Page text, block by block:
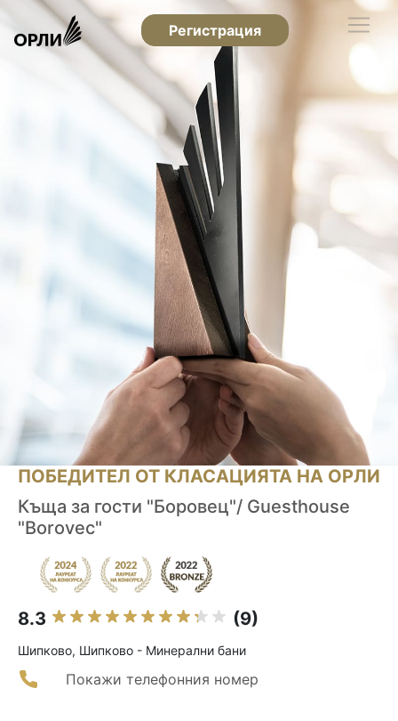
Регистрация
ПОБЕДИТЕЛ ОТ КЛАСАЦИЯТА НА ОРЛИ
Къща за гости "Боровец"/ Guesthouse
"Borovec"
8.3 (9)
Шипково, Шипково - Минерални бани
Покажи телефонния номер